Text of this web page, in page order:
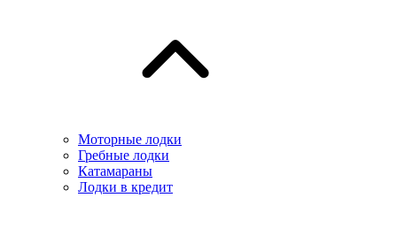
Моторные лодки
Гребные лодки
Катамараны
Лодки в кредит